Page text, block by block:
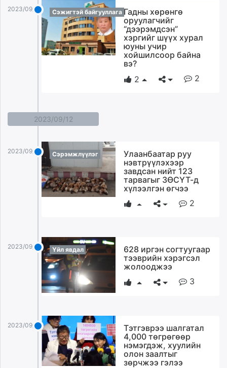
2023/09/13 Сэжигтэй байгууллага Гадны хөрөнгө
оруулагчийг
“дээрэмдсэн”
хэргийг шүүх хурал
юуны учир
хойшилсоор байна
вэ?
2
2
2023/09/12
2023/09/12 Сэрэмжлүүлэг
Улаанбаатар руу
нэвтрүүлэхээр
завдсан нийт 123
тарвагыг ЗӨСҮТ-д
хүлээлгэн өгчээ
2
2023/09/12 Үйл явдал
628 иргэн согтуугаар
тээврийн хэрэгсэл
жолооджээ
3
2023/09/12
Тэтгэврээ шалгатал
4,000 төгрөгөөр
нэмэгдэж, хуулийн
олон заалтыг
зөрчжээ гэлээ